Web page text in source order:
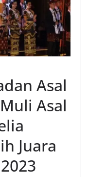
Asal
Asal
Juara